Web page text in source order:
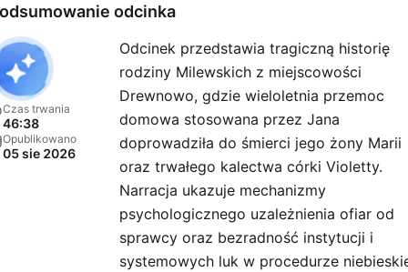
odcinka
Czas trwania
46:38
Opublikowano
05 sie 2026
Odcinek przedstawia tragiczną historię
rodziny Milewskich z miejscowości
Drewnowo, gdzie wieloletnia przemoc
domowa stosowana przez Jana
doprowadziła do śmierci jego żony Marii
oraz trwałego kalectwa córki Violetty.
Narracja ukazuje mechanizmy
psychologicznego uzależnienia ofiar od
sprawcy oraz bezradność instytucji i
systemowych luk w procedurze